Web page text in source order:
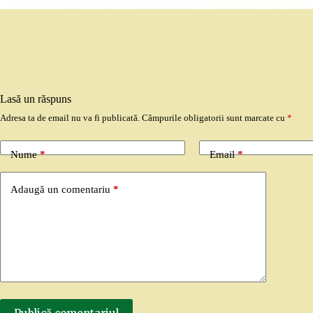
Lasă un răspuns
Adresa ta de email nu va fi publicată. Câmpurile obligatorii sunt marcate cu *
Nume* Email*
Adaugă un comentariu *